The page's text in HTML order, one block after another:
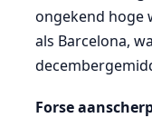
ongekend hoge
als Barcelona,
Forse